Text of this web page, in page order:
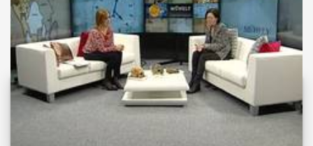
Videóink megtekinthetőek
Youtube-csatornánkon is!